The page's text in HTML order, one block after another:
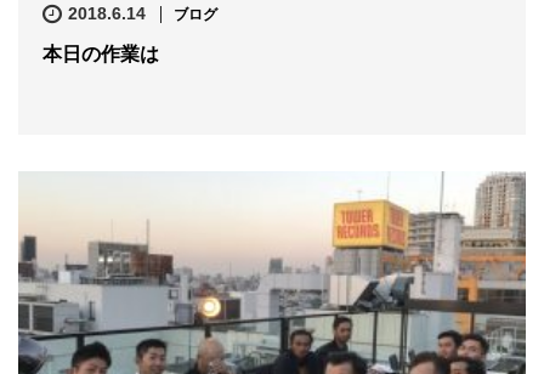
2018.6.14 ブログ
本日の作業は